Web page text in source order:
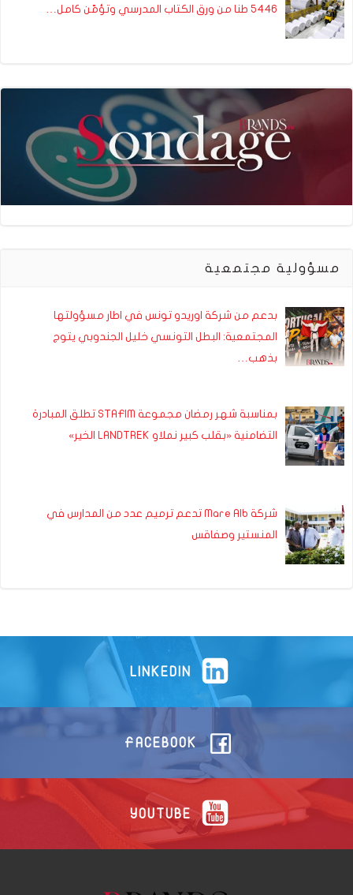
5446 طنا من ورق الكتاب المدرسي وتؤمّن كامل…
مسؤولية مجتمعية
بدعم من شركة اوريدو تونس في اطار مسؤولتها
المجتمعية: البطل التونسي خليل الجندوبي يتوج
بذهب…
بمناسبة شهر رمضان مجموعة STAFIM تطلق المبادرة
التضامنية «بقلب كبير نملاو LANDTREK الخير»
شركة Mare Alb تدعم ترميم عدد من المدارس في
المنستير وصفاقس
LINKEDIN
FACEBOOK
YOUTUBE